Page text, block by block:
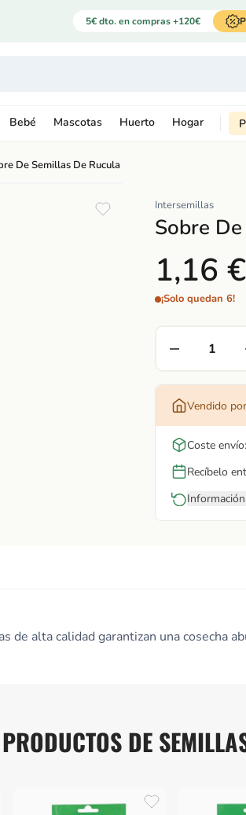
5€ dto. en compras +120€
Bebé Mascotas Huerto Hogar
De Semillas De Rucula
Intersemillas
Sobre
1,16 €
¡Solo quedan 6!
Vendido por
Coste envío:
Recíbelo
alta calidad garantizan una cosecha
DE